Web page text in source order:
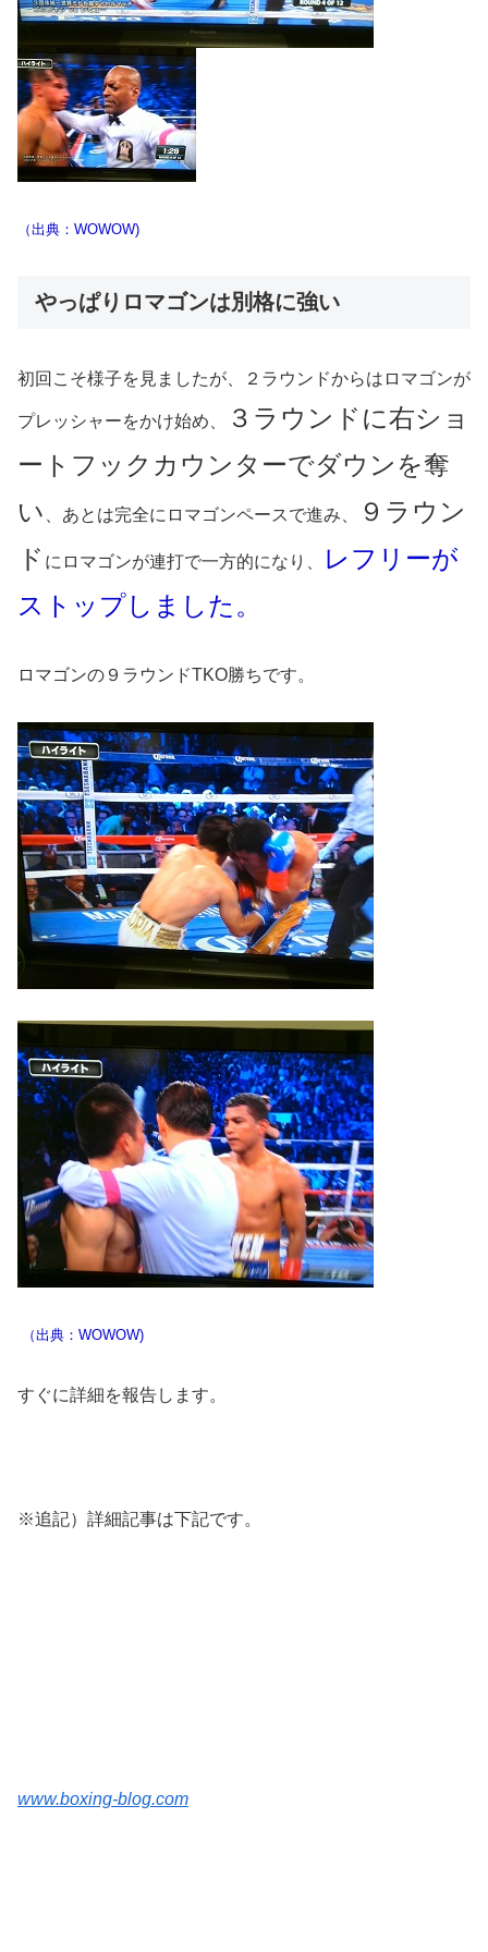
（出典：WOWOW)
やっぱりロマゴンは別格に強い
初回こそ様子を見ましたが、２ラウンドからはロマゴンが
プレッシャーをかけ始め、
３ラウンドに右ショ
ートフックカウンターでダウンを奪
い 、あとは完全にロマゴンペースで進み、
９ラウン
ド にロマゴンが連打で一方的になり、
レフリーが
ストップしました。
ロマゴンの９ラウンドTKO勝ちです。
（出典：WOWOW)
すぐに詳細を報告します。
※追記）詳細記事は下記です。
www.boxing-blog.com